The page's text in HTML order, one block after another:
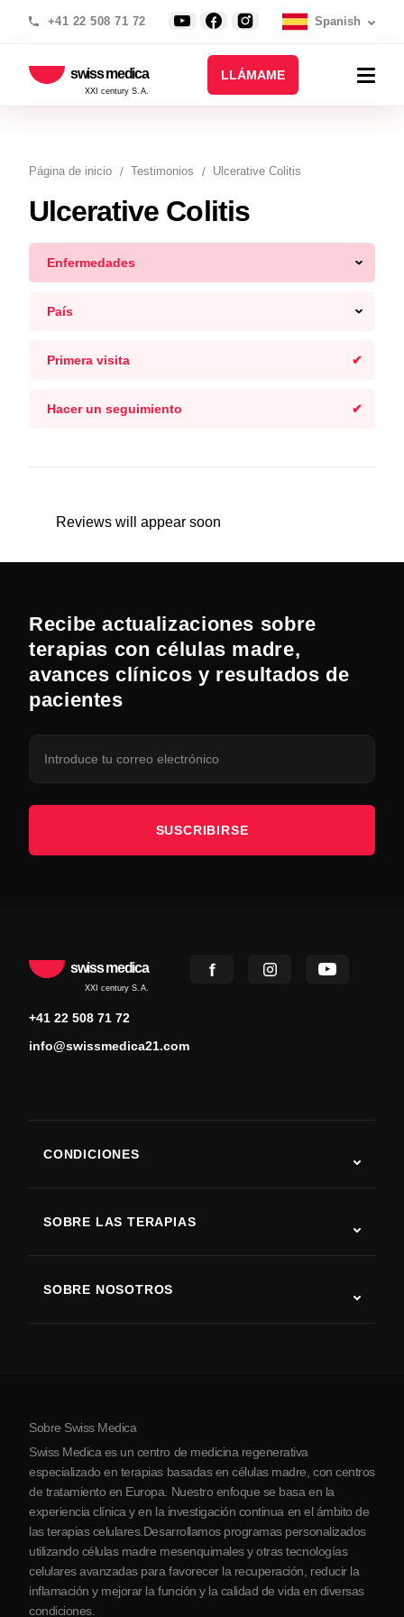
+41 22 508 71 72 Spanish
swiss medica
XXI century S.A.
LLÁMAME
Página de inicio Testimonios Ulcerative Colitis
Ulcerative Colitis
Enfermedades
País
Primera visita
Hacer un seguimiento
Reviews will appear soon
Recibe actualizaciones sobre
terapias con células madre,
avances clínicos y resultados de
pacientes
SUSCRIBIRSE
swiss medica
XXI century S.A.
+41 22 508 71 72
info@swissmedica21.com
CONDICIONES
Enfermedad de Parkinson
Artritis
SOBRE LAS TERAPIAS
SOBRE NOSOTROS
Sobre Serbia
Colaboraciones
Sobre Swiss Medica
Swiss Medica es un centro de medicina regenerativa
especializado en terapias basadas en células madre, con centros
de tratamiento en Europa. Nuestro enfoque se basa en la
experiencia clínica y en la investigación continua en el ámbito de
las terapias celulares.Desarrollamos programas personalizados
utilizando células madre mesenquimales y otras tecnologías
celulares avanzadas para favorecer la recuperación, reducir la
inflamación y mejorar la función y la calidad de vida en diversas
condiciones.